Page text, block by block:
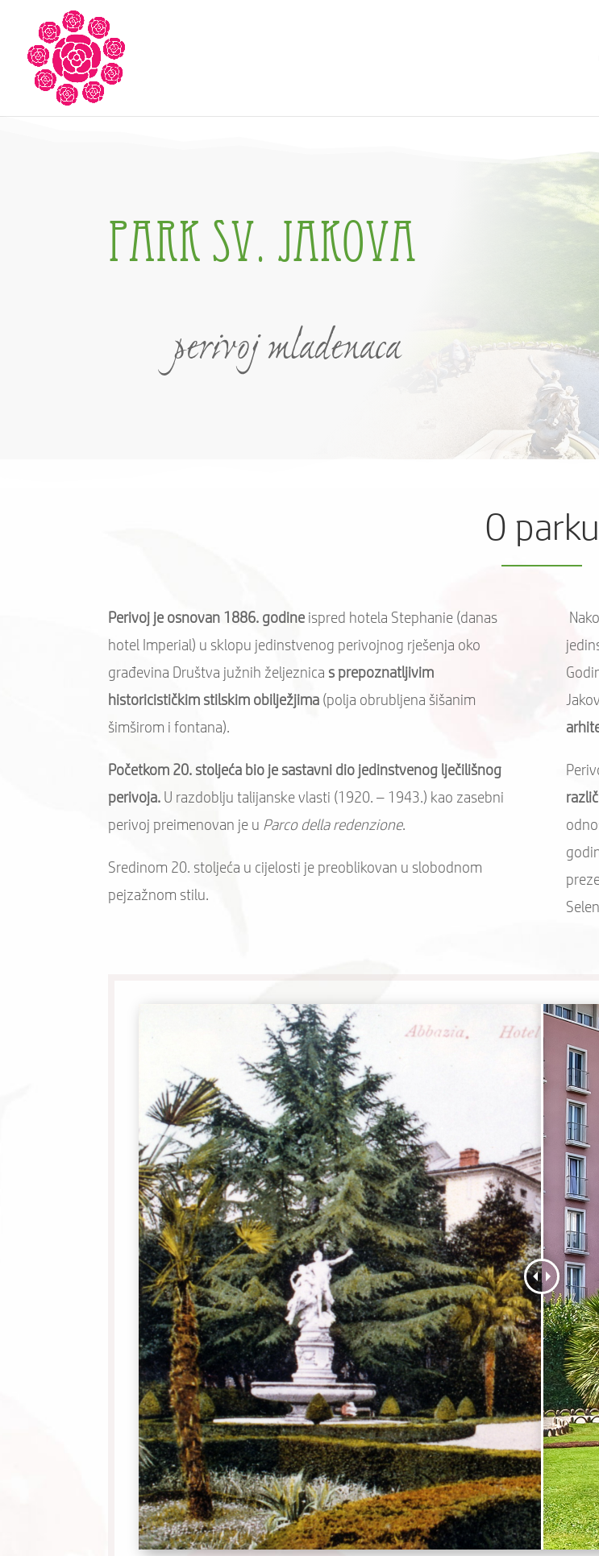
Park SV. JAKOVA
perivoj mladenaca
O parku
Perivoj je osnovan 1886. godine ispred hotela Stephanie (danas
hotel Imperial) u sklopu jedinstvenog perivojnog rješenja oko
građevina Društva južnih željeznica s prepoznatljivim
historicističkim stilskim obilježjima (polja obrubljena šišanim
šimširom i fontana).
Početkom 20. stoljeća bio je sastavni dio jedinstvenog lječilišnog
perivoja. U razdoblju talijanske vlasti (1920. – 1943.) kao zasebni
perivoj preimenovan je u Parco della redenzione.
Sredinom 20. stoljeća u cijelosti je preoblikovan u slobodnom
pejzažnom stilu.